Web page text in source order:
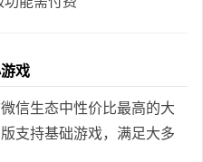
戏
信生态中性价比最高的大
支持基础游戏，满足大多